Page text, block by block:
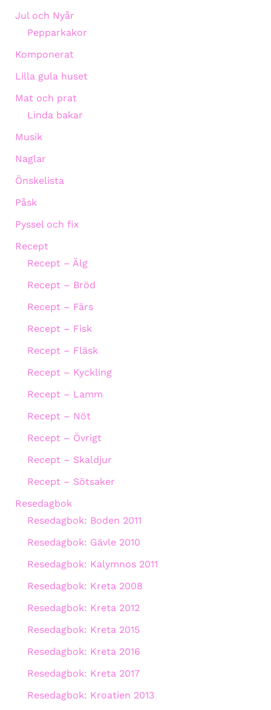
Jul och Nyår
Pepparkakor
Komponerat
Lilla gula huset
Mat och prat
Linda bakar
Musik
Naglar
Önskelista
Påsk
Pyssel och fix
Recept
Recept – Älg
Recept – Bröd
Recept – Färs
Recept – Fisk
Recept – Fläsk
Recept – Kyckling
Recept – Lamm
Recept – Nöt
Recept – Övrigt
Recept – Skaldjur
Recept – Sötsaker
Resedagbok
Resedagbok: Boden 2011
Resedagbok: Gävle 2010
Resedagbok: Kalymnos 2011
Resedagbok: Kreta 2008
Resedagbok: Kreta 2012
Resedagbok: Kreta 2015
Resedagbok: Kreta 2016
Resedagbok: Kreta 2017
Resedagbok: Kroatien 2013